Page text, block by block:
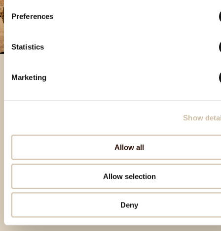
Preferences
Statistics
Marketing
Show
Allow all
Allow selection
Deny
zum Seitenanfang